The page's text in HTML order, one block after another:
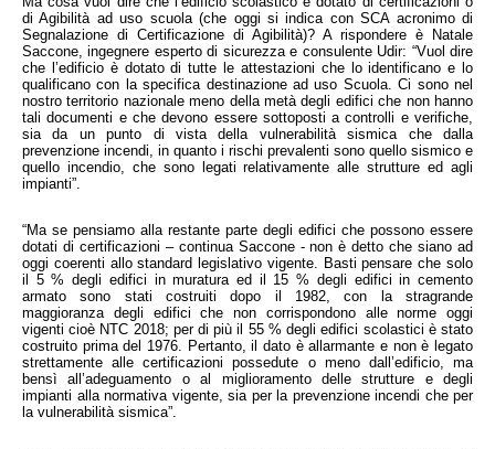
di Agibilità ad uso scuola (che oggi si indica con SCA acronimo di
Segnalazione di Certificazione di Agibilità)? A rispondere è Natale
Saccone, ingegnere esperto di sicurezza e consulente Udir: “Vuol dire
che l’edificio è dotato di tutte le attestazioni che lo identificano e lo
qualificano con la specifica destinazione ad uso Scuola. Ci sono nel
nostro territorio nazionale meno della metà degli edifici che non hanno
tali documenti e che devono essere sottoposti a controlli e verifiche,
sia da un punto di vista della vulnerabilità sismica che dalla
prevenzione incendi, in quanto i rischi prevalenti sono quello sismico e
quello incendio, che sono legati relativamente alle strutture ed agli
impianti”.
“Ma se pensiamo alla restante parte degli edifici che possono essere
dotati di certificazioni – continua Saccone - non è detto che siano ad
oggi coerenti allo standard legislativo vigente. Basti pensare che solo
il 5 % degli edifici in muratura ed il 15 % degli edifici in cemento
armato sono stati costruiti dopo il 1982, con la stragrande
maggioranza degli edifici che non corrispondono alle norme oggi
vigenti cioè NTC 2018; per di più il 55 % degli edifici scolastici è stato
costruito prima del 1976. Pertanto, il dato è allarmante e non è legato
strettamente alle certificazioni possedute o meno dall’edificio, ma
bensì all’adeguamento o al miglioramento delle strutture e degli
impianti alla normativa vigente, sia per la prevenzione incendi che per
la vulnerabilità sismica”.